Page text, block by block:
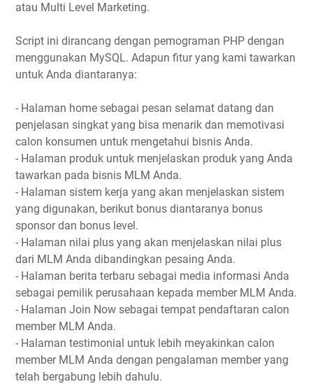
atau Multi Level Marketing.
Script ini dirancang dengan pemograman PHP dengan
menggunakan MySQL. Adapun fitur yang kami tawarkan
untuk Anda diantaranya:
- Halaman home sebagai pesan selamat datang dan
penjelasan singkat yang bisa menarik dan memotivasi
calon konsumen untuk mengetahui bisnis Anda.
- Halaman produk untuk menjelaskan produk yang Anda
tawarkan pada bisnis MLM Anda.
- Halaman sistem kerja yang akan menjelaskan sistem
yang digunakan, berikut bonus diantaranya bonus
sponsor dan bonus level.
- Halaman nilai plus yang akan menjelaskan nilai plus
dari MLM Anda dibandingkan pesaing Anda.
- Halaman berita terbaru sebagai media informasi Anda
sebagai pemilik perusahaan kepada member MLM Anda.
- Halaman Join Now sebagai tempat pendaftaran calon
member MLM Anda.
- Halaman testimonial untuk lebih meyakinkan calon
member MLM Anda dengan pengalaman member yang
telah bergabung lebih dahulu.